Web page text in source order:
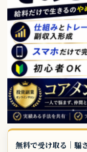
無料で受け取る｜騙